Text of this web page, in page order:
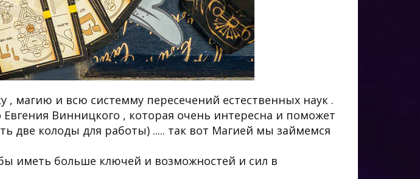
магию и всю системму пересечений естественных наук .
Винницкого , которая очень интересна и поможет
две колоды для работы) ..... так вот Магией мы займемся
иметь больше ключей и возможностей и сил в